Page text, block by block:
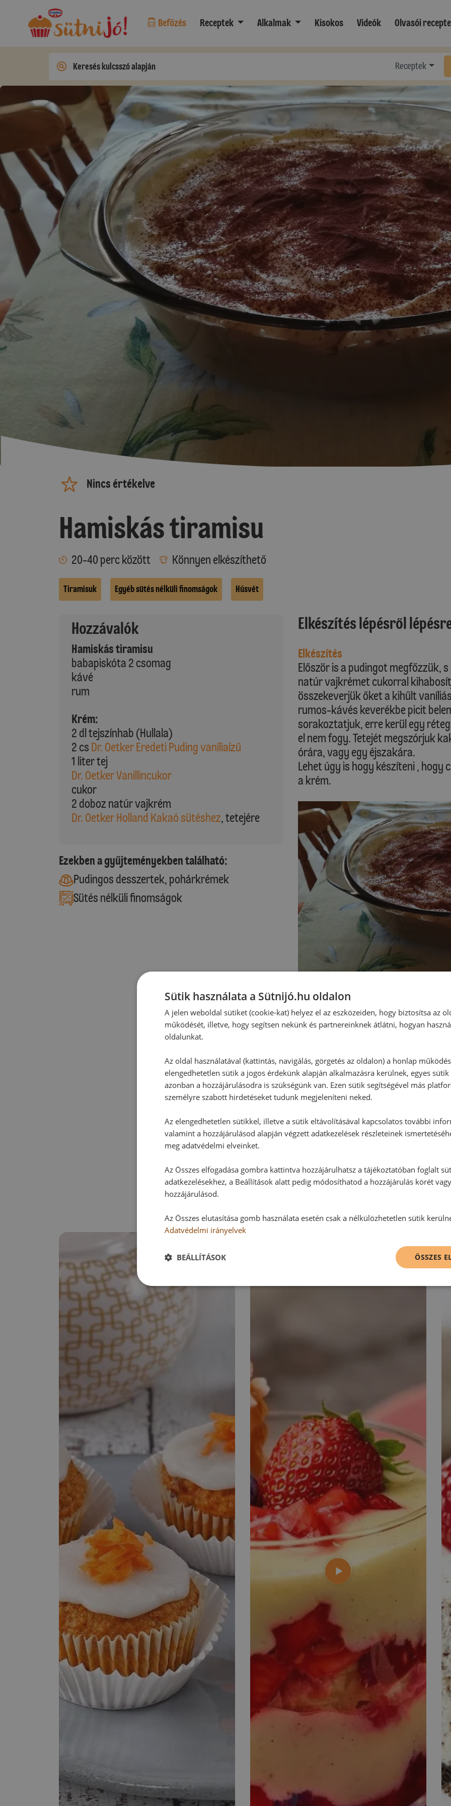
Befőzés Receptek Alkalmak Kisokos Videók Olvasói
Receptek
Nincs értékelve
Hamiskás tiramisu
20-40 perc között Könnyen elkészíthető
Tiramisuk Egyéb sütés nélküli finomságok Húsvét
Hozzávalók
Hamiskás tiramisu
babapiskóta 2 csomag
kávé
rum
Krém:
2 dl tejszínhab (Hullala)
2 cs Dr. Oetker Eredeti Puding vaníliaízű
1 liter tej
Dr. Oetker Vanillincukor
cukor
2 doboz natúr vajkrém
Dr. Oetker Holland Kakaó sütéshez, tetejére
Ezekben a gyűjteményekben található:
Pudingos desszertek, pohárkrémek
Sütés nélküli finomságok
Elkészítés lépésről
Elkészítés
Először is a pudingot megfőzzük,
natúr vajkrémet cukorral
összekeverjük őket a kihűlt
rumos-kávés keverékbe picit
sorakoztatjuk, erre kerül egy
el nem fogy. Tetejét megszórjuk
órára, vagy egy éjszakára.
Lehet úgy is hogy készíteni , hogy
a krém.
Hozzászólások
Ehhez a recepthez még nem
Hozzászólás írása
Vélemény írásához, kérjük,
RECEPTAJÁNLÓ
Sütik használata a Sütnijó.hu oldalon
A jelen weboldal sütiket (cookie-kat) helyez el az eszközeiden, hogy biztosítsa az
működését, illetve, hogy segítsen nekünk és partnereinknek átlátni, hogyan
oldalunkat.
Az oldal használatával (kattintás, navigálás, görgetés az oldalon) a honlap
elengedhetetlen sütik a jogos érdekünk alapján alkalmazásra kerülnek, egyes
azonban a hozzájárulásodra is szükségünk van. Ezen sütik segítségével más
személyre szabott hirdetéseket tudunk megjeleníteni neked.
Az elengedhetetlen sütikkel, illetve a sütik eltávolításával kapcsolatos további
valamint a hozzájárulásod alapján végzett adatkezelések részleteinek
meg adatvédelmi elveinket.
Az Összes elfogadása gombra kattintva hozzájárulhatsz a tájékoztatóban foglalt
adatkezelésekhez, a Beállítások alatt pedig módosíthatod a hozzájárulás körét
hozzájárulásod.
Az Összes elutasítása gomb használata esetén csak a nélkülözhetetlen sütik
Adatvédelmi irányelvek
ÖSSZES
BEÁLLÍTÁSOK